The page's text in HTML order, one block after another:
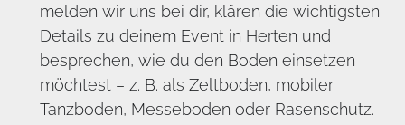
melden wir uns bei dir, klären die wichtigsten
Details zu deinem Event in Herten und
besprechen, wie du den Boden einsetzen
möchtest – z. B. als Zeltboden, mobiler
Tanzboden, Messeboden oder Rasenschutz.